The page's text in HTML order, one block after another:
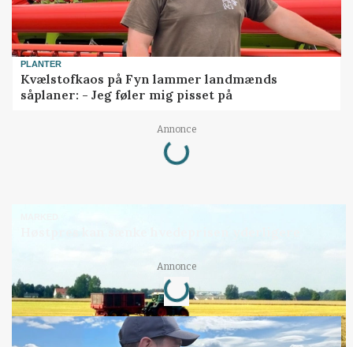
PLANTER
Kvælstofkaos på Fyn lammer landmænds
såplaner: - Jeg føler mig pisset på
Annonce
Loading...
Annonce
Loading...